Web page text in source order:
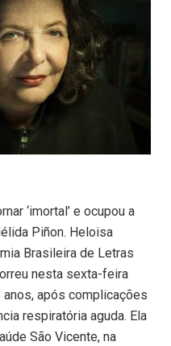
‘imortal’ e ocupou a
Piñon. Heloisa
Brasileira de Letras
nesta sexta-feira
após complicações
respiratória aguda. Ela
São Vicente, na